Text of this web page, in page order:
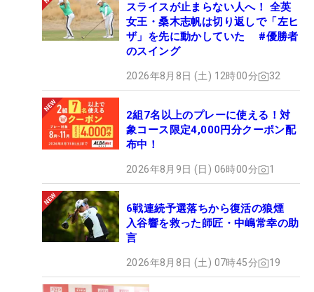
スライスが止まらない人へ！ 全英
女王・桑木志帆は切り返しで「左ヒ
ザ」を先に動かしていた #優勝者
のスイング
2026年8月8日 (土) 12時00分 32
2組7名以上のプレーに使える！対
象コース限定4,000円分クーポン配
布中！
2026年8月9日 (日) 06時00分 1
6戦連続予選落ちから復活の狼煙
入谷響を救った師匠・中嶋常幸の助
言
2026年8月8日 (土) 07時45分 19